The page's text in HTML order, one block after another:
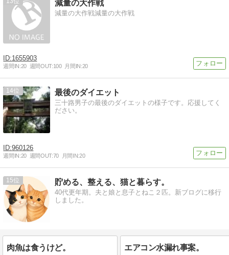
減量の大作戦
減量の大作戦減量の大作戦
1655903
週間IN:20 週間OUT:100 月間IN:20
14 最後のダイエット
三十路男子の最後のダイエットの様子です。応援してく
ださい。
960126
週間IN:20 週間OUT:70 月間IN:20
15 貯める、整える、猫と暮らす。
40代更年期。夫と娘と息子とねこ２匹。新ブログに移行
しました。
肉魚は食うけど。 エアコン水漏れ事案。